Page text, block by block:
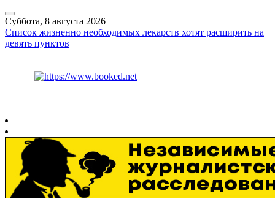
Суббота, 8 августа 2026
Список жизненно необходимых лекарств хотят расширить на
девять пунктов